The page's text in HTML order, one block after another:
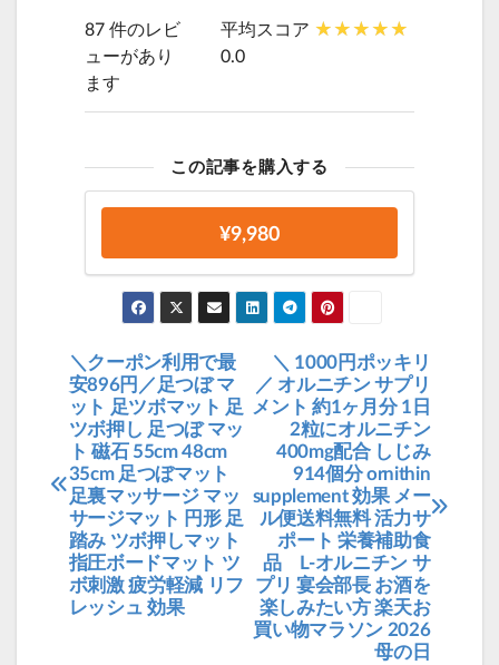
87 件のレビ
ューがあり
ます
平均スコア
0.0
この記事を購入する
¥9,980
投
稿
ナ
ビ
ゲ
ー
シ
ョ
＼ 1000円ポッキリ
／ オルニチン サプリ
メント 約1ヶ月分 1日
2粒にオルニチン
400mg配合 しじみ
914個分 ornithin
supplement 効果 メー
ル便送料無料 活力サ
ポート 栄養補助食
品 L-オルニチン サ
プリ 宴会部長 お酒を
楽しみたい方 楽天お
買い物マラソン 2026
母の日
＼クーポン利用で最
安896円／足つぼ マ
ット 足ツボマット 足
ツボ押し 足つぼ マッ
ト 磁石 55cm 48cm
35cm 足つぼマット
足裏マッサージ マッ
サージマット 円形 足
踏み ツボ押しマット
指圧ボードマット ツ
ボ刺激 疲労軽減 リフ
レッシュ 効果